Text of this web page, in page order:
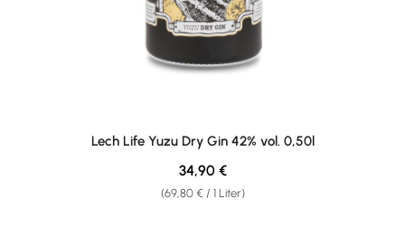
Lech Life Yuzu Dry Gin 42% vol. 0,50l
(69,80 € / 1 Liter)
Regulärer Preis:
34,90 €